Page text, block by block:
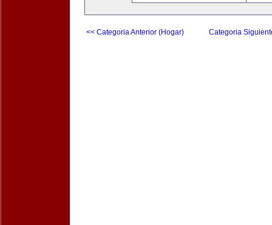
<< Categoria Anterior (Hogar) Categoria